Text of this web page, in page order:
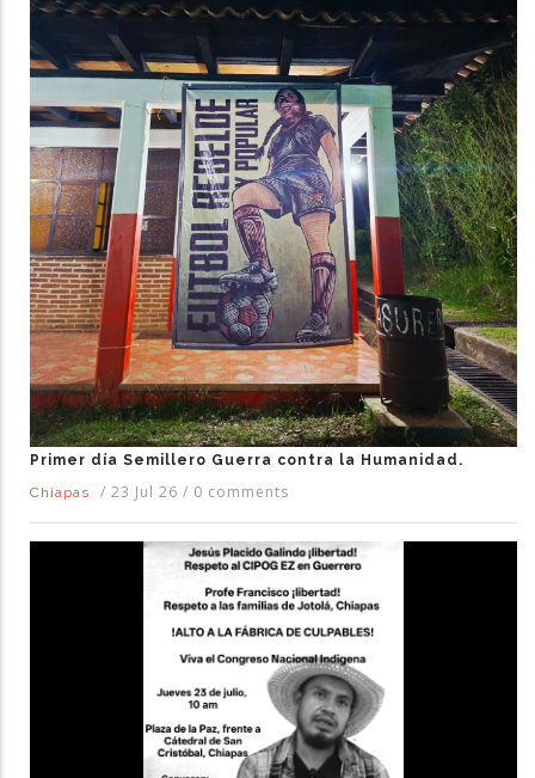
Primer día Semillero Guerra contra la Humanidad.
Chiapas
/ 23 Jul 26 / 0 comments